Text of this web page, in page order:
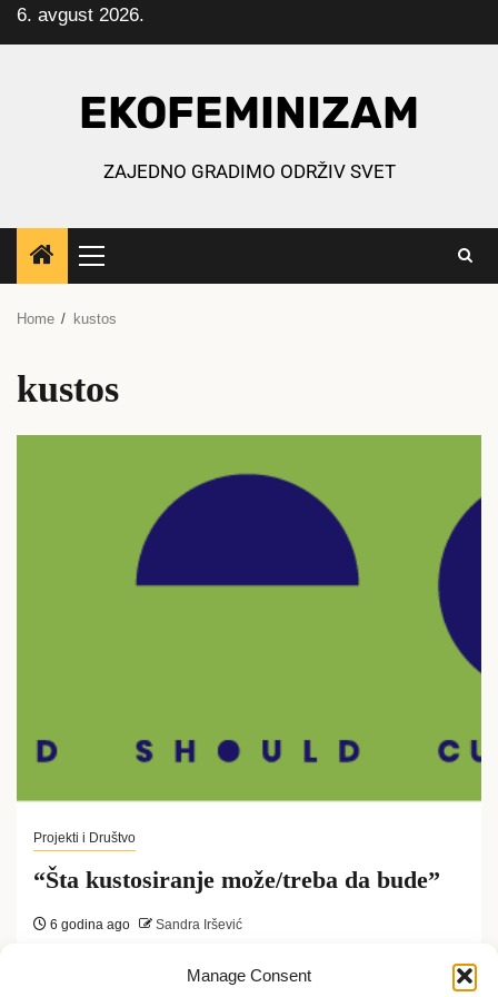
Manage Consent
Skip
to
6. avgust 2026.
EKOFEMINIZAM
ZAJEDNO GRADIMO ODRŽIV SVET
Primary
Menu
Home kustos
kustos
Projekti i Društvo
“Šta kustosiranje može/treba da bude”
6 godina ago Sandra Iršević
Pod uticajem virusa Kovid-19 na umetničku